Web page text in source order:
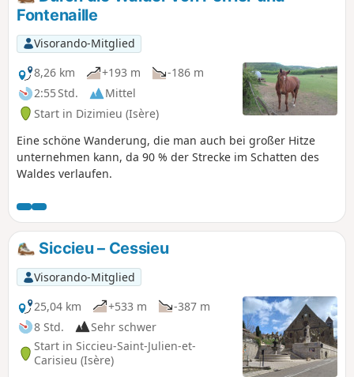
Fontenaille
Visorando-Mitglied
8,26 km
+193 m
-186 m
2:55 Std.
Mittel
Start in Dizimieu (Isère)
Eine schöne Wanderung, die man auch bei großer Hitze
unternehmen kann, da 90 % der Strecke im Schatten des
Waldes verlaufen.
Siccieu – Cessieu
Visorando-Mitglied
25,04 km
+533 m
-387 m
8 Std.
Sehr schwer
Start in Siccieu-Saint-Julien-et-
Carisieu (Isère)